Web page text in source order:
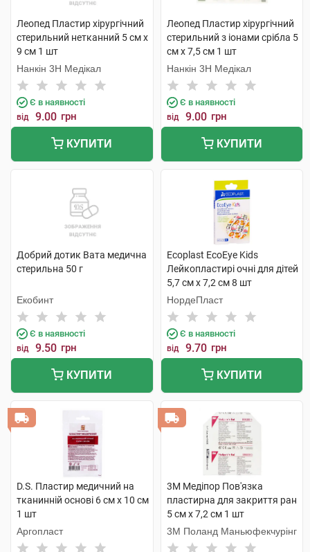
Леопед Пластир хірургічний
стерильний нетканний 5 см х
9 см 1 шт
Нанкін 3H Медікал
Є в наявності
від 9.00 грн
КУПИТИ
Леопед Пластир хірургічний
стерильний з іонами срібла 5
см х 7,5 см 1 шт
Нанкін 3H Медікал
Є в наявності
від 9.00 грн
КУПИТИ
Добрий дотик Вата медична
стерильна 50 г
Екобинт
Є в наявності
від 9.50 грн
КУПИТИ
Ecoplast EcoEye Kids
Лейкопластирі очні для дітей
5,7 см x 7,2 см 8 шт
НордеПласт
Є в наявності
від 9.70 грн
КУПИТИ
D.S. Пластир медичний на
тканинній основі 6 см х 10 см
1 шт
Аргопласт
3M Медіпор Пов'язка
пластирна для закриття ран
5 см x 7,2 см 1 шт
3M Поланд Маньюфекчурінг